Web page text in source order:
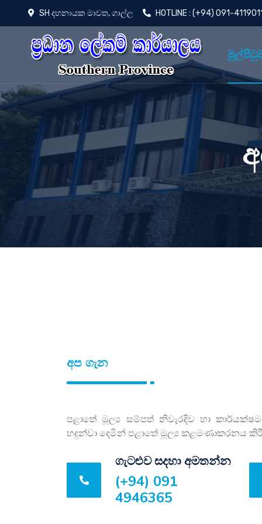
SH දහනායක මාවත, ගාල්ල HOTLINE : (+94) 091-4119011
අප ගැන
පළාතේ මූල්‍ය සම්පත් නිවැරදිව හා
හදුන්වා දෙමින් පළාතේ මූල්‍ය කළමණාකරනය
ගැටළුව සදහා අමතන්න
(+94) 091
4946365